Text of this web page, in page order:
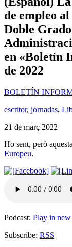
de empleo
Doble
en «Boletín
de 2022
BOLETÍN
escritor, jornadas,
21 de març 2022
Ho sent, però
Europeu.
Podcast: Play in
Subscribe: RSS